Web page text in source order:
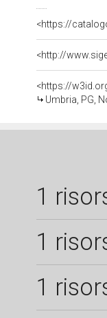
<https://
<https://
Umbria, PG,
1
1
1